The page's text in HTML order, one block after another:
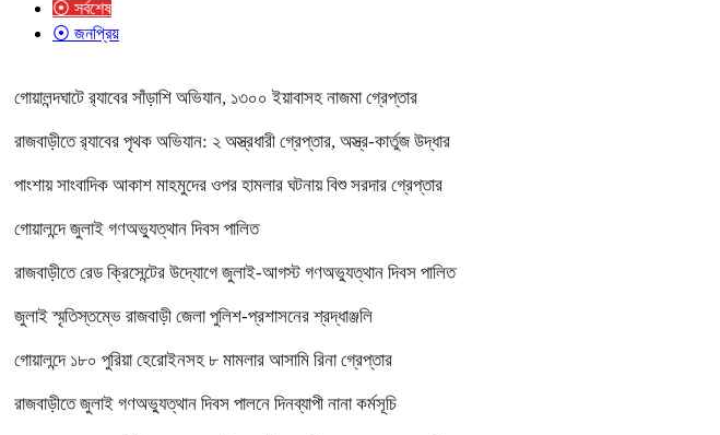
⦿ সর্বশেষ
⦿ জনপ্রিয়
গোয়ালন্দঘাটে র‌্যাবের সাঁড়াশি অভিযান, ১৩০০ ইয়াবাসহ নাজমা গ্রেপ্তার
রাজবাড়ীতে র‌্যাবের পৃথক অভিযান: ২ অস্ত্রধারী গ্রেপ্তার, অস্ত্র-কার্তুজ উদ্ধার
পাংশায় সাংবাদিক আকাশ মাহমুদের ওপর হামলার ঘটনায় বিশু সরদার গ্রেপ্তার
গোয়ালন্দে জুলাই গণঅভ্যুত্থান দিবস পালিত
রাজবাড়ীতে রেড ক্রিসেন্টের উদ্যোগে জুলাই-আগস্ট গণঅভ্যুত্থান দিবস পালিত
জুলাই স্মৃতিস্তম্ভে রাজবাড়ী জেলা পুলিশ-প্রশাসনের শ্রদ্ধাঞ্জলি
গোয়ালন্দে ১৮০ পুরিয়া হেরোইনসহ ৮ মামলার আসামি রিনা গ্রেপ্তার
রাজবাড়ীতে জুলাই গণঅভ্যুত্থান দিবস পালনে দিনব্যাপী নানা কর্মসূচি